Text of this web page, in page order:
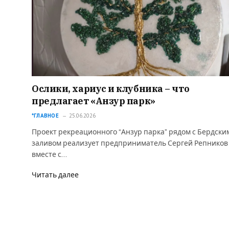
Ослики, хариус и клубника – что
предлагает «Анзур парк»
*ГЛАВНОЕ 25.06.2026
Проект рекреационного “Анзур парка” рядом с
заливом реализует предприниматель Сергей Репников
вместе с…
Читать далее